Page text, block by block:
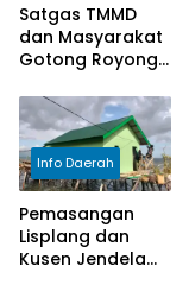
Satgas TMMD
dan Masyarakat
Gotong Royong
Program
Manunggal Air
Bersih di Desa
Umbele
Info Daerah
Pemasangan
Lisplang dan
Kusen Jendela